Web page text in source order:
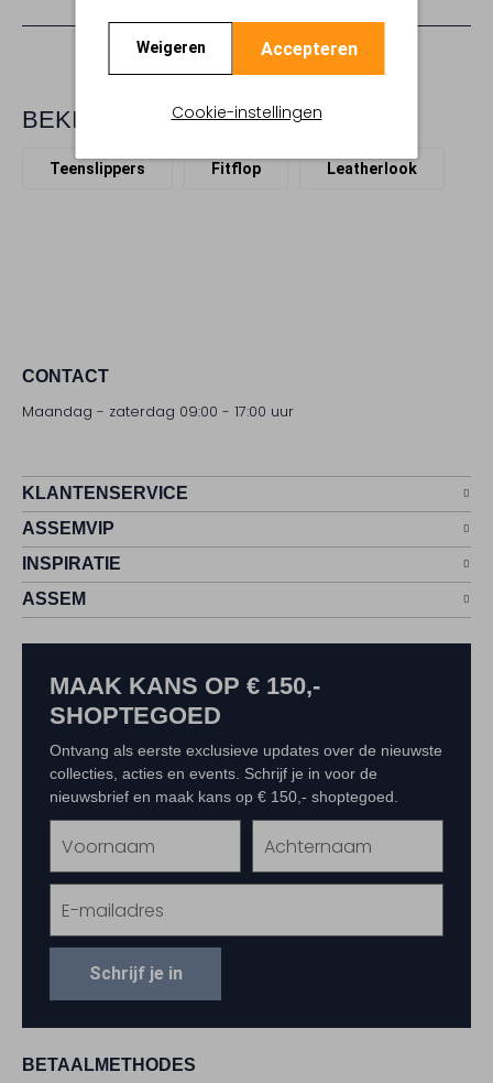
Weigeren Accepteren
Cookie-instellingen
BEKIJK MEER
Teenslippers Fitflop Leatherlook
CONTACT
Maandag - zaterdag 09:00 - 17:00 uur
KLANTENSERVICE
ASSEMVIP
INSPIRATIE
ASSEM
BETAALMETHODES
MAAK KANS OP € 150,-
SHOPTEGOED
Ontvang als eerste exclusieve updates over de nieuwste
collecties, acties en events. Schrijf je in voor de
nieuwsbrief en maak kans op € 150,- shoptegoed.
Schrijf je in